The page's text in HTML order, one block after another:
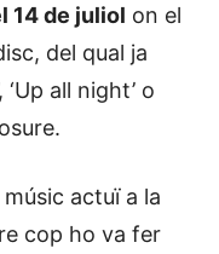
14 de juliol on el
del qual ja
‘Up all night’ o
actuï a la
cop ho va fer